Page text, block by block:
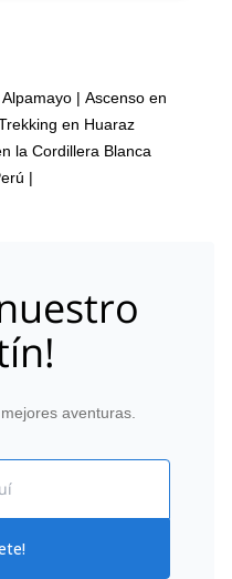
| Ascenso en
en Huaraz
la Cordillera Blanca
|
aventuras.